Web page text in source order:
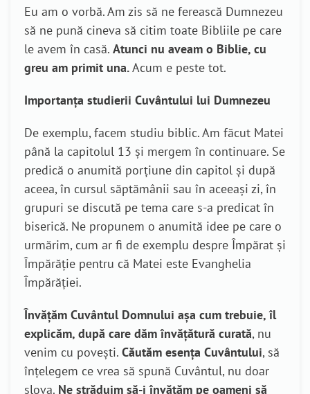
Eu am o vorbă. Am zis să ne ferească Dumnezeu
să ne pună cineva să citim toate Bibliile pe care
le avem în casă. Atunci nu aveam o Biblie, cu
greu am primit una.Acum e peste tot.
Importanța studierii Cuvântului lui Dumnezeu
De exemplu, facem studiu biblic. Am făcut Matei
până la capitolul 13 și mergem în continuare. Se
predică o anumită porțiune din capitol și după
aceea, în cursul săptămânii sau în aceeași zi, în
grupuri se discută pe tema care s-a predicat în
biserică. Ne propunem o anumită idee pe care o
urmărim, cum ar fi de exemplu despre Împărat și
Împărăție pentru că Matei este Evanghelia
Împărăției.
Învățăm Cuvântul Domnului așa cum trebuie, îl
explicăm, după care dăm învățătură curată, nu
venim cu povești. Căutăm esența Cuvântului, să
înțelegem ce vrea să spună Cuvântul, nu doar
slova. Ne străduim să-i învățăm pe oameni să